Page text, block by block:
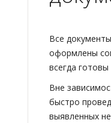
Все
оформлены
всегда
Вне
быстро
выявленных